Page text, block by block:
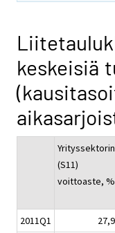
keskeisiä
Yrityssektorin
(S11)
voittoaste, %
2011Q1 27,9